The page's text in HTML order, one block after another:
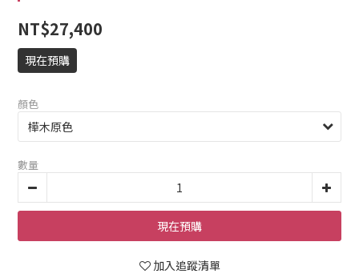
NT$27,400
現在預購
顏色
數量
現在預購
加入追蹤清單